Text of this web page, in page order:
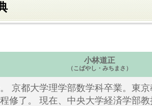
小林道正
（こばやし・みちまさ）
京都大学理学部数学科卒業。東
修了。 現在、中央大学経済学部